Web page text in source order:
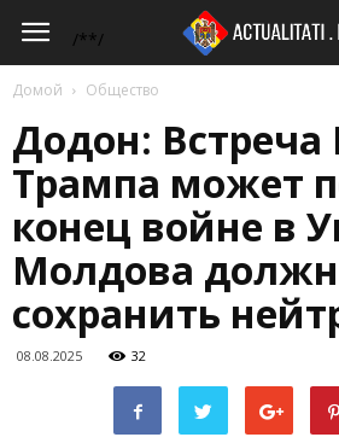
/**/
Actualitati.md
Домой Общество
Додон: Встреча
Трампа может
конец войне в
Молдова
сохранить
08.08.2025 32